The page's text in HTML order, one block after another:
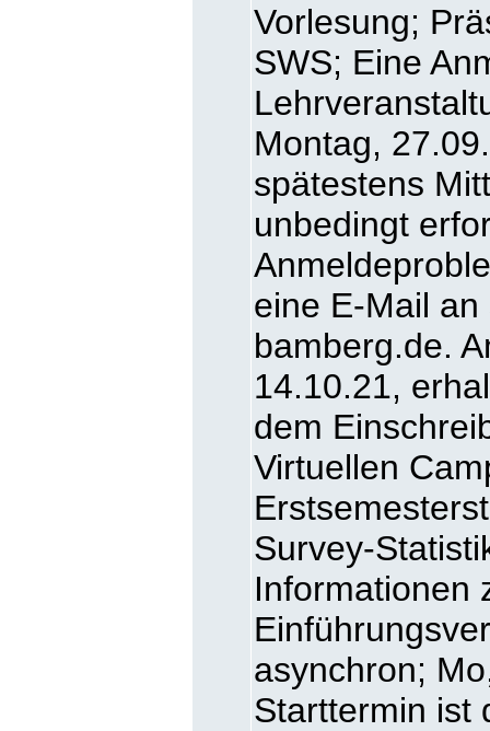
Vorlesung;
SWS; Eine
Montag,
spätestens
unbedingt
eine E-Mail
bamberg.de.
14.10.21,
dem
Virtuellen
Survey-
Informationen
asynchron;
Starttermin ist